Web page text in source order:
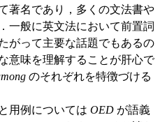
著名であり，多くの文法書や
一般に英文法において前置詞
がって主要な話題でもあるの
意味を理解することが肝心で
のそれぞれを特徴づける
用例については OED が語義